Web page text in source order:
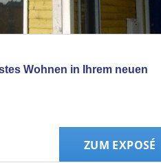
Wohnen in Ihrem neuen
ZUM EXPOSÉ